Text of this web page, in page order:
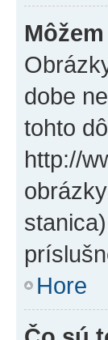
dobe
tohto
http://
Hore